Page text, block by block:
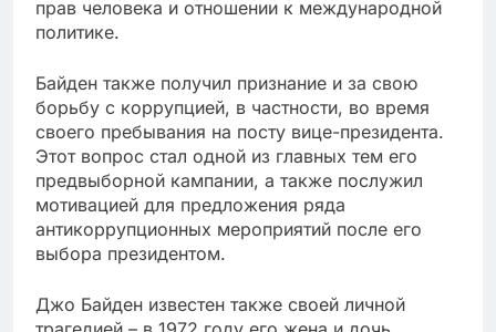
прав человека и отношении к международной
политике.
Байден также получил признание и за свою
борьбу с коррупцией, в частности, во время
своего пребывания на посту вице-президента.
Этот вопрос стал одной из главных тем его
предвыборной кампании, а также послужил
мотивацией для предложения ряда
антикоррупционных мероприятий после его
выбора президентом.
Джо Байден известен также своей личной